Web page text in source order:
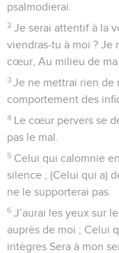
psalmodierai.
2 Je serai attentif à la
viendras-tu à moi ? Je
cœur, Au milieu de ma
3 Je ne mettrai rien de
comportement des
4 Le cœur pervers se
pas le mal.
5 Celui qui calomnie
silence ; (Celui qui a)
ne le supporterai pas.
6 J’aurai les yeux sur
auprès de moi ; Celui
intègres Sera à mon